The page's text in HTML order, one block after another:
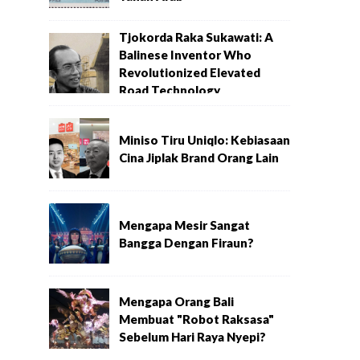
Tjokorda Raka Sukawati: A
Balinese Inventor Who
Revolutionized Elevated
Road Technology
Miniso Tiru Uniqlo: Kebiasaan
Cina Jiplak Brand Orang Lain
Mengapa Mesir Sangat
Bangga Dengan Firaun?
Mengapa Orang Bali
Membuat "Robot Raksasa"
Sebelum Hari Raya Nyepi?